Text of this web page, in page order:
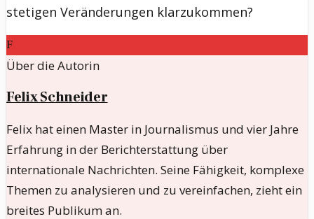
stetigen Veränderungen klarzukommen?
F
Über die Autorin
Felix Schneider
Felix hat einen Master in Journalismus und vier Jahre
Erfahrung in der Berichterstattung über
internationale Nachrichten. Seine Fähigkeit, komplexe
Themen zu analysieren und zu vereinfachen, zieht ein
breites Publikum an.